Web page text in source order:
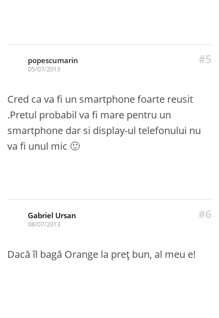
#5
popescumarin
05/07/2013
Cred ca va fi un smartphone foarte reusit
.Pretul probabil va fi mare pentru un
smartphone dar si display-ul telefonului nu
va fi unul mic 🙂
#6
Gabriel Ursan
08/07/2013
Dacă îl bagă Orange la preț bun, al meu e!